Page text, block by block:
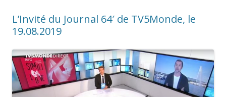
L’Invité du Journal 64′ de TV5Monde, le
19.08.2019